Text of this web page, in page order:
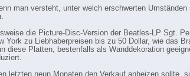
man versteht, unter welch erschwerten Umständen
die Picture-Disc-Version der Beatles-LP Sgt.
York zu Liebhaberpreisen bis zu 50 Dollar, wie das
diese Platten, bestenfalls als Wanddekoration
letzten neun Monaten den Verkauf anheizen sollte,